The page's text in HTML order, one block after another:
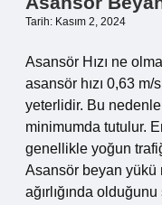
Tarih: Kasım 2, 2024
Asansör Hızı ne
asansör hızı 0,63
yeterlidir. Bu
minimumda tutulur.
genellikle yoğun
Asansör beyan yükü
ağırlığında